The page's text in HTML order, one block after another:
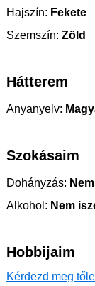
Hajszín: Fekete
Szemszín: Zöld
Hátterem
Anyanyelv:
Szokásaim
Dohányzás:
Alkohol: Nem
Hobbijaim
Kérdezd meg tőle